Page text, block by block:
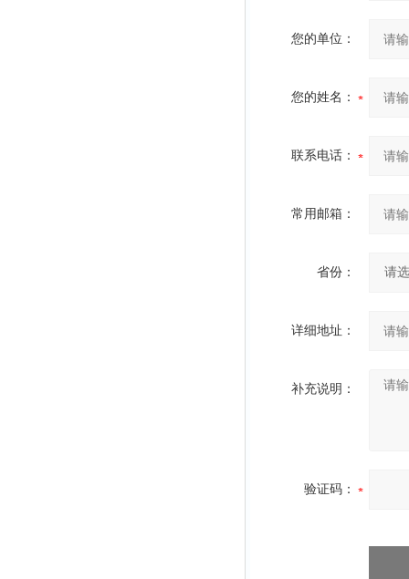
您的单位：
您的姓名：
联系电话：
常用邮箱：
省份：
详细地址：
补充说明：
验证码：